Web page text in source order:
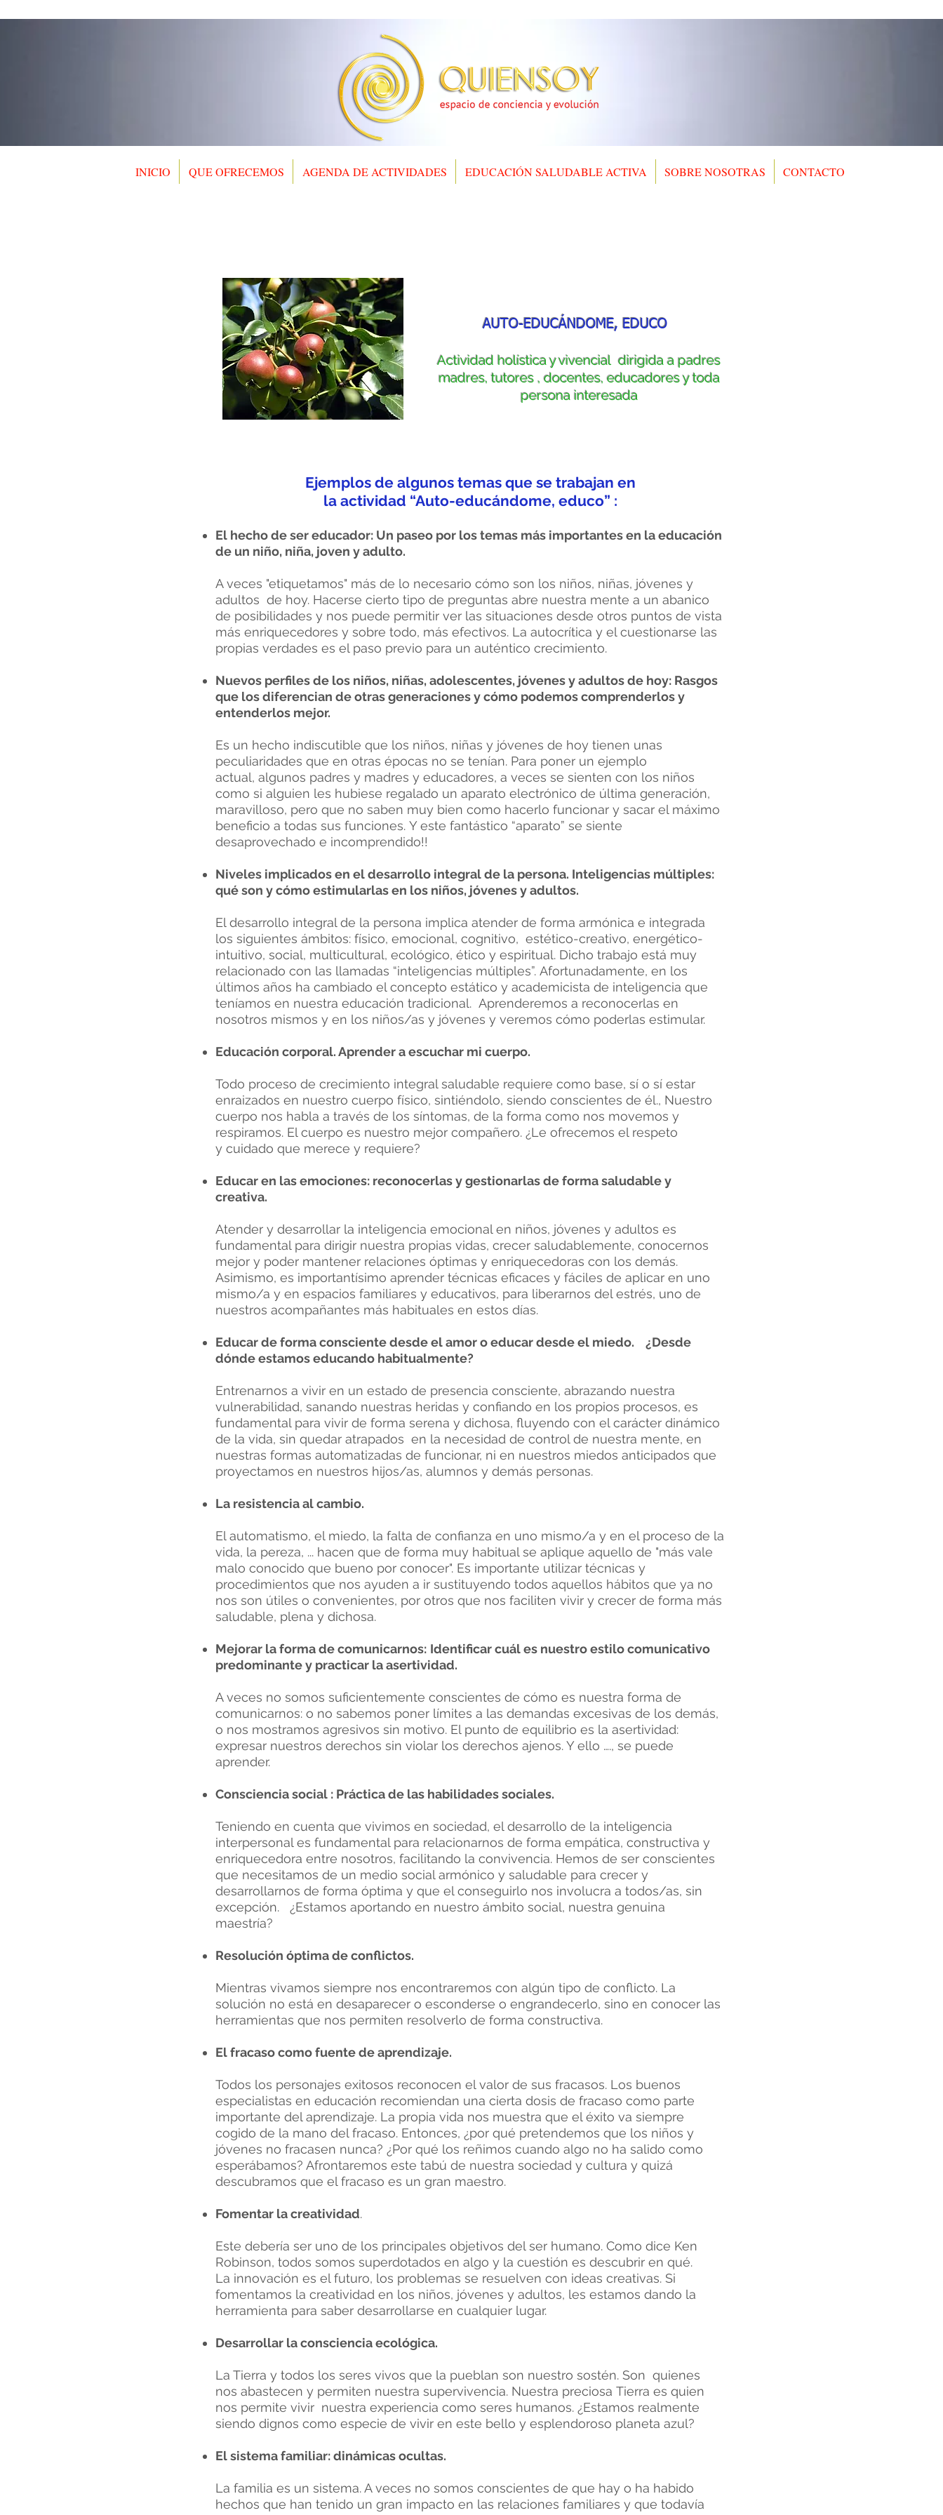
QUIENSOY
espacio de conciencia y evolución
INICIO QUE OFRECEMOS AGENDA DE ACTIVIDADES EDUCACIÓN SALUDABLE ACTIVA SOBRE NOSOTRAS CONTACTO
AUTO-EDUCÁNDOME, EDUCO
Actividad holística y vivencial dirigida a padres
madres, tutores , docentes, educadores y toda
persona interesada
Ejemplos de algunos temas que se trabajan en
la actividad “Auto-educándome, educo” :
El hecho de ser educador: Un paseo por los temas más importantes en la educación
de un niño, niña, joven y adulto.
A veces "etiquetamos" más de lo necesario cómo son los niños, niñas, jóvenes y
adultos de hoy. Hacerse cierto tipo de preguntas abre nuestra mente a un abanico
de posibilidades y nos puede permitir ver las situaciones desde otros puntos de vista
más enriquecedores y sobre todo, más efectivos. La autocrítica y el cuestionarse las
propias verdades es el paso previo para un auténtico crecimiento.
Nuevos perfiles de los niños, niñas, adolescentes, jóvenes y adultos de hoy: Rasgos
que los diferencian de otras generaciones y cómo podemos comprenderlos y
entenderlos mejor.
Es un hecho indiscutible que los niños, niñas y jóvenes de hoy tienen unas
peculiaridades que en otras épocas no se tenían. Para poner un ejemplo
actual, algunos padres y madres y educadores, a veces se sienten con los niños
como si alguien les hubiese regalado un aparato electrónico de última generación,
maravilloso, pero que no saben muy bien como hacerlo funcionar y sacar el máximo
beneficio a todas sus funciones. Y este fantástico “aparato” se siente
desaprovechado e incomprendido!!
Niveles implicados en el desarrollo integral de la persona. Inteligencias múltiples:
qué son y cómo estimularlas en los niños, jóvenes y adultos.
El desarrollo integral de la persona implica atender de forma armónica e integrada
los siguientes ámbitos: físico, emocional, cognitivo, estético-creativo, energético-
intuitivo, social, multicultural, ecológico, ético y espiritual. Dicho trabajo está muy
relacionado con las llamadas “inteligencias múltiples”. Afortunadamente, en los
últimos años ha cambiado el concepto estático y academicista de inteligencia que
teníamos en nuestra educación tradicional. Aprenderemos a reconocerlas en
nosotros mismos y en los niños/as y jóvenes y veremos cómo poderlas estimular.
Educación corporal. Aprender a escuchar mi cuerpo.
Todo proceso de crecimiento integral saludable requiere como base, sí o sí estar
enraizados en nuestro cuerpo físico, sintiéndolo, siendo conscientes de él., Nuestro
cuerpo nos habla a través de los síntomas, de la forma como nos movemos y
respiramos. El cuerpo es nuestro mejor compañero. ¿Le ofrecemos el respeto
y cuidado que merece y requiere?
Educar en las emociones: reconocerlas y gestionarlas de forma saludable y
creativa.
Atender y desarrollar la inteligencia emocional en niños, jóvenes y adultos es
fundamental para dirigir nuestra propias vidas, crecer saludablemente, conocernos
mejor y poder mantener relaciones óptimas y enriquecedoras con los demás.
Asimismo, es importantísimo aprender técnicas eficaces y fáciles de aplicar en uno
mismo/a y en espacios familiares y educativos, para liberarnos del estrés, uno de
nuestros acompañantes más habituales en estos días.
Educar de forma consciente desde el amor o educar desde el miedo. ¿Desde
dónde estamos educando habitualmente?
Entrenarnos a vivir en un estado de presencia consciente, abrazando nuestra
vulnerabilidad, sanando nuestras heridas y confiando en los propios procesos, es
fundamental para vivir de forma serena y dichosa, fluyendo con el carácter dinámico
de la vida, sin quedar atrapados en la necesidad de control de nuestra mente, en
nuestras formas automatizadas de funcionar, ni en nuestros miedos anticipados que
proyectamos en nuestros hijos/as, alumnos y demás personas.
La resistencia al cambio.
El automatismo, el miedo, la falta de confianza en uno mismo/a y en el proceso de la
vida, la pereza, ... hacen que de forma muy habitual se aplique aquello de "más vale
malo conocido que bueno por conocer". Es importante utilizar técnicas y
procedimientos que nos ayuden a ir sustituyendo todos aquellos hábitos que ya no
nos son útiles o convenientes, por otros que nos faciliten vivir y crecer de forma más
saludable, plena y dichosa.
Mejorar la forma de comunicarnos: Identificar cuál es nuestro estilo comunicativo
predominante y practicar la asertividad.
A veces no somos suficientemente conscientes de cómo es nuestra forma de
comunicarnos: o no sabemos poner límites a las demandas excesivas de los demás,
o nos mostramos agresivos sin motivo. El punto de equilibrio es la asertividad:
expresar nuestros derechos sin violar los derechos ajenos. Y ello …., se puede
aprender.
Consciencia social : Práctica de las habilidades sociales.
Teniendo en cuenta que vivimos en sociedad, el desarrollo de la inteligencia
interpersonal es fundamental para relacionarnos de forma empática, constructiva y
enriquecedora entre nosotros, facilitando la convivencia. Hemos de ser conscientes
que necesitamos de un medio social armónico y saludable para crecer y
desarrollarnos de forma óptima y que el conseguirlo nos involucra a todos/as, sin
excepción. ¿Estamos aportando en nuestro ámbito social, nuestra genuina
maestría?
Resolución óptima de conflictos.
Mientras vivamos siempre nos encontraremos con algún tipo de conflicto. La
solución no está en desaparecer o esconderse o engrandecerlo, sino en conocer las
herramientas que nos permiten resolverlo de forma constructiva.
El fracaso como fuente de aprendizaje.
Todos los personajes exitosos reconocen el valor de sus fracasos. Los buenos
especialistas en educación recomiendan una cierta dosis de fracaso como parte
importante del aprendizaje. La propia vida nos muestra que el éxito va siempre
cogido de la mano del fracaso. Entonces, ¿por qué pretendemos que los niños y
jóvenes no fracasen nunca? ¿Por qué los reñimos cuando algo no ha salido como
esperábamos? Afrontaremos este tabú de nuestra sociedad y cultura y quizá
descubramos que el fracaso es un gran maestro.
Fomentar la creatividad.
Este debería ser uno de los principales objetivos del ser humano. Como dice Ken
Robinson, todos somos superdotados en algo y la cuestión es descubrir en qué.
La innovación es el futuro, los problemas se resuelven con ideas creativas. Si
fomentamos la creatividad en los niños, jóvenes y adultos, les estamos dando la
herramienta para saber desarrollarse en cualquier lugar.
Desarrollar la consciencia ecológica.
La Tierra y todos los seres vivos que la pueblan son nuestro sostén​. Son quienes
nos abastecen y permiten nuestra supervivencia. Nuestra preciosa Tierra es quien
nos permite vivir nuestra experiencia como seres humanos. ¿Estamos realmente
siendo dignos como especie de vivir en este bello y esplendoroso planeta azul?
El sistema familiar: dinámicas ocultas.
La familia es un sistema. A veces no somos conscientes de que hay o ha habido
hechos que han tenido un gran impacto en las relaciones familiares y que todavía